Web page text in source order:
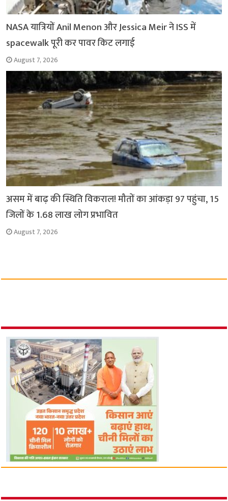
NASA यात्रियों Anil Menon और Jessica Meir ने ISS में
spacewalk पूरी कर पावर किट लगाई
August 7, 2026
असम में बाढ़ की स्थिति विकराल! मौतों का आंकड़ा 97 पहुंचा, 15
जिलों के 1.68 लाख लोग प्रभावित
August 7, 2026